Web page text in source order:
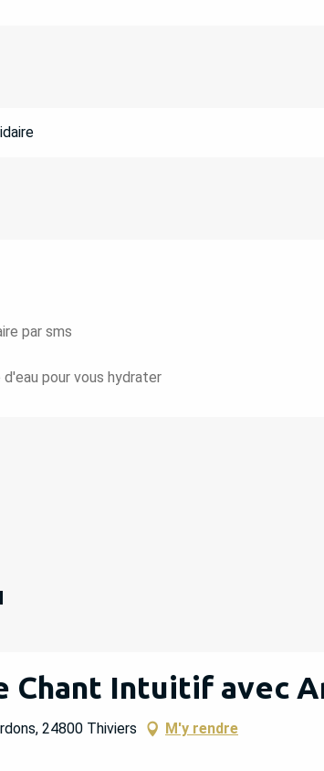
par sms
pour vous hydrater
Chant Intuitif avec
24800 Thiviers M'y rendre